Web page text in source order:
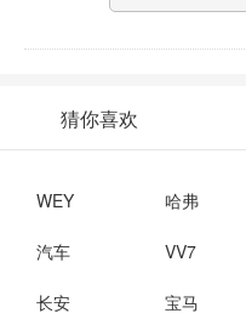
猜你喜欢
WEY 哈弗
汽车 VV7
长安 宝马